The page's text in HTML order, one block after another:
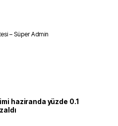
– Süper Admin
haziranda yüzde 0.1